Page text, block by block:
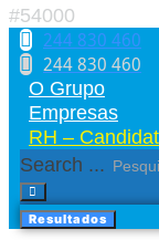
#54000
244 830 460​
244 830 460​
O Grupo
Empresas
RH –
Search ...
Resultados